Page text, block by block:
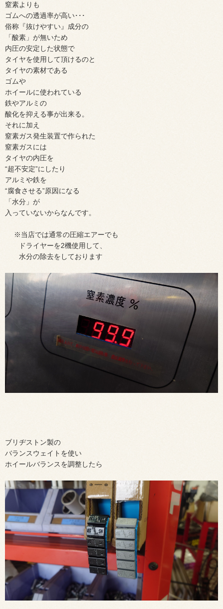
窒素よりも
ゴムへの透過率が高い･･･
俗称『抜けやすい』成分の
「酸素」が無いため
内圧の安定した状態で
タイヤを使用して頂けるのと
タイヤの素材である
ゴムや
ホイールに使われている
鉄やアルミの
酸化を抑える事が出来る。
それに加え
窒素ガス発生装置で作られた
窒素ガスには
タイヤの内圧を
“超不安定”にしたり
アルミや鉄を
“腐食させる”原因になる
「水分」が
入っていないからなんです。
※当店では通常の圧縮エアーでも
ドライヤーを2機使用して、
水分の除去をしております
ブリヂストン製の
バランスウェイトを使い
ホイールバランスを調整したら